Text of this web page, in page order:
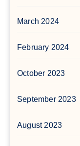
March 2024
February 2024
October 2023
September 2023
August 2023